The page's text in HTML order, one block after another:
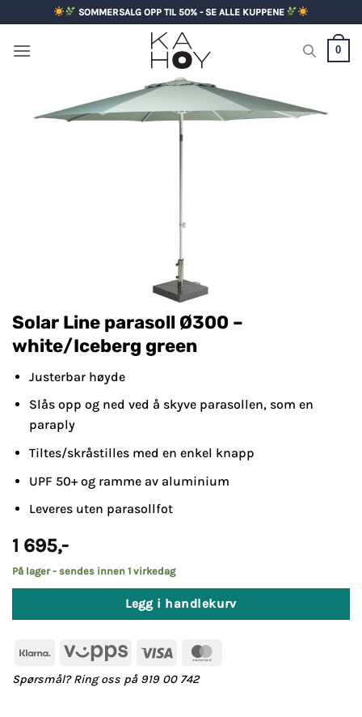
to
content
SOMMERSALG OPP TIL 50% - SE ALLE KUPPENE
0
Solar Line parasoll Ø300 –
white/Iceberg green
Justerbar høyde
Slås opp og ned ved å skyve parasollen, som en
paraply
Tiltes/skråstilles med en enkel knapp
UPF 50+ og ramme av aluminium
Leveres uten parasollfot
1 695,-
På lager - sendes innen 1 virkedag
Legg i handlekurv
Klarna Vipps Visa
Spørsmål? Ring oss på 919 00 742